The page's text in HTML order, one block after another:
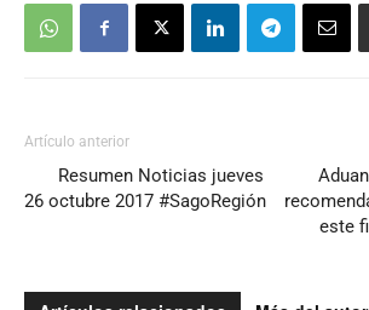
Artículo anterior
Resumen Noticias jueves
26 octubre 2017 #SagoRegión
este